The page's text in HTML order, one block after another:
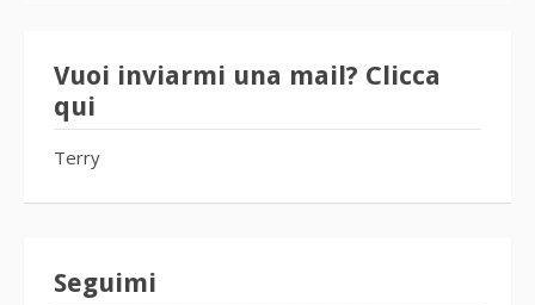
Vuoi inviarmi una mail? Clicca
qui
Terry
Seguimi